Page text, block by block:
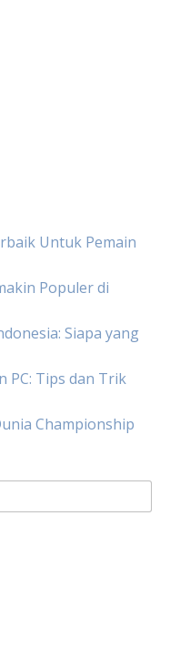
Untuk Pemain
Populer di
Siapa yang
PC: Tips dan Trik
Championship